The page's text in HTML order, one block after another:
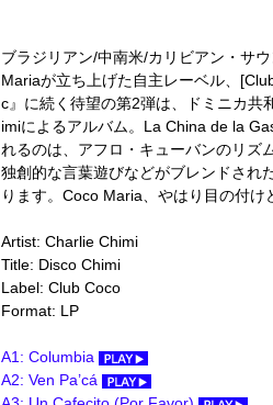
ブラジリアン/中南米/カリビアン・サ
Mariaが立ち上げた自主レーベル、
c』に続く待望の第2弾は、ドミニカ共
imiによるアルバム。La China de la
れるのは、アフロ・キューバンのリズ
独創的な言葉遊びなどがブレンドされ
ります。Coco Maria、やはり目の付
Artist: Charlie Chimi
Title: Disco Chimi
Label: Club Coco
Format: LP
A1: Columbia
A2: Ven Pa’cá